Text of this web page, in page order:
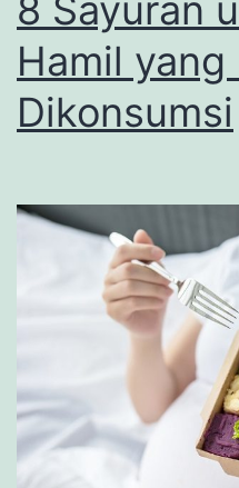
8 Sayuran
Hamil yang
Dikonsumsi